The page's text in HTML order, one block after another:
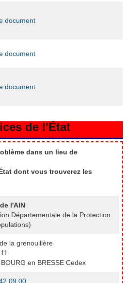
document
document
document
de l'État
dans un lieu de
dont vous trouverez les
l'AIN
Départementale de la Protection
la grenouillère
en BRESSE Cedex
09 00